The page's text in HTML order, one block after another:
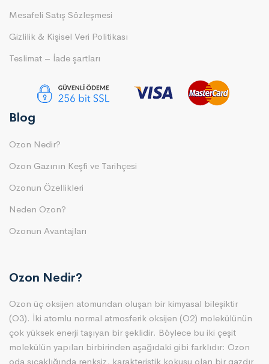
Mesafeli Satış Sözleşmesi
Gizlilik & Kişisel Veri Politikası
Teslimat – İade şartları
Blog
Ozon Nedir?
Ozon Gazının Keşfi ve Tarihçesi
Ozonun Özellikleri
Neden Ozon?
Ozonun Avantajları
Ozon Nedir?
Ozon üç oksijen atomundan oluşan bir kimyasal bileşiktir
(O3). İki atomlu normal atmosferik oksijen (O2) molekülünün
çok yüksek enerji taşıyan bir şeklidir. Böylece bu iki çeşit
molekülün yapıları birbirinden aşağıdaki gibi farklıdır: Ozon
oda sıcaklığında renksiz, karakteristik kokusu olan bir gazdır